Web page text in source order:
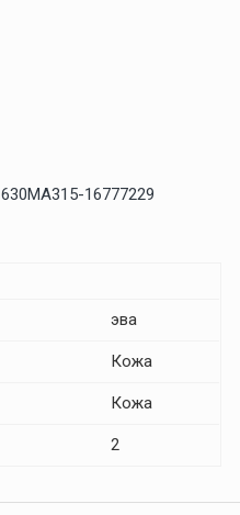
630MA315-16777229
эва
Кожа
Кожа
2